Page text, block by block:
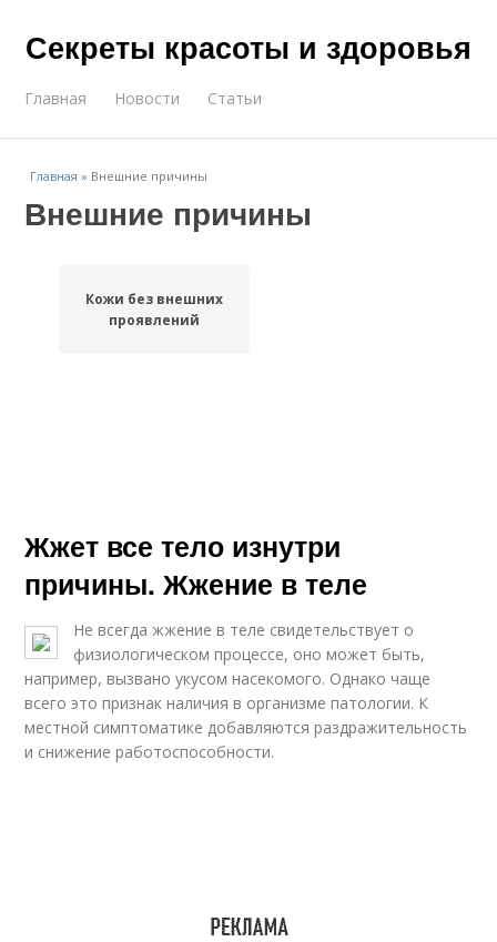
Секреты красоты и здоровья
Главная Новости Статьи
Главная » Внешние причины
Внешние причины
Кожи без внешних
проявлений
Жжет все тело изнутри
причины. Жжение в теле
Не всегда жжение в теле свидетельствует о
физиологическом процессе, оно может быть,
например, вызвано укусом насекомого. Однако чаще
всего это признак наличия в организме патологии. К
местной симптоматике добавляются раздражительность
и снижение работоспособности.